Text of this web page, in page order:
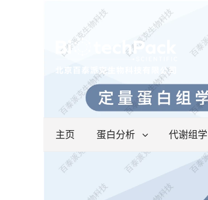
主页 蛋白分析 代谢组学